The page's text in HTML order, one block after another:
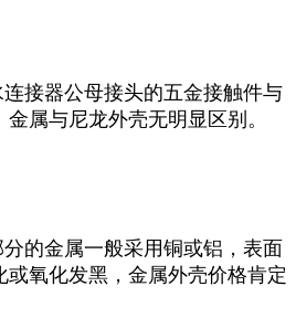
接器公母接头的五金接触件与
属与尼龙外壳无明显区别。
的金属一般采用铜或铝，表面
氧化发黑，金属外壳价格肯定